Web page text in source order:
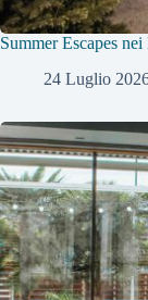
Summer Escapes
24 Luglio